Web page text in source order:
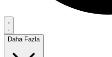
Daha Fazla